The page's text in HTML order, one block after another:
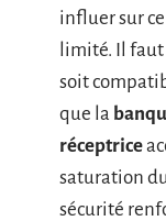
influer sur
limité. Il
soit
que la
réceptrice
saturation
sécurité